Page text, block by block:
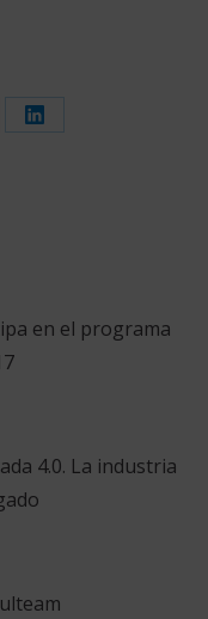
Share
en el programa
4.0. La industria